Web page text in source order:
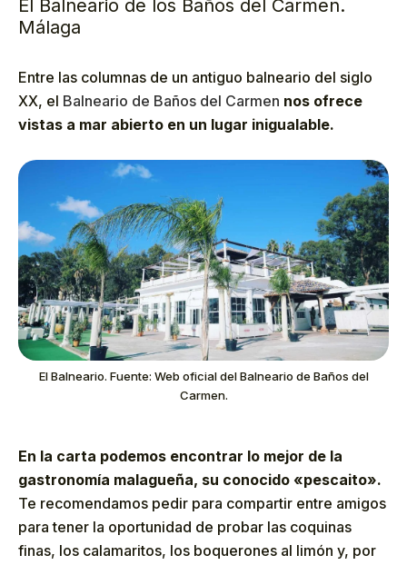
El Balneario de los Baños del Carmen.
Málaga
Entre las columnas de un antiguo balneario del siglo
XX, el Balneario de Baños del Carmen nos ofrece
vistas a mar abierto en un lugar inigualable.
El Balneario. Fuente: Web oficial del Balneario de Baños del
Carmen.
En la carta podemos encontrar lo mejor de la
gastronomía malagueña, su conocido «pescaito».
Te recomendamos pedir para compartir entre amigos
para tener la oportunidad de probar las coquinas
finas, los calamaritos, los boquerones al limón y, por